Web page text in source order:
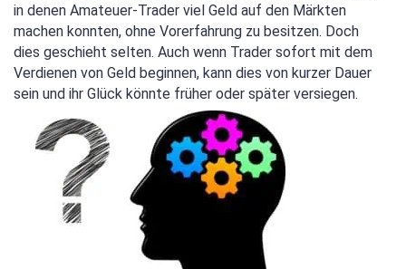
in denen Amateuer-Trader viel Geld auf den Märkten
machen konnten, ohne Vorerfahrung zu besitzen. Doch
dies geschieht selten. Auch wenn Trader sofort mit dem
Verdienen von Geld beginnen, kann dies von kurzer Dauer
sein und ihr Glück könnte früher oder später versiegen.